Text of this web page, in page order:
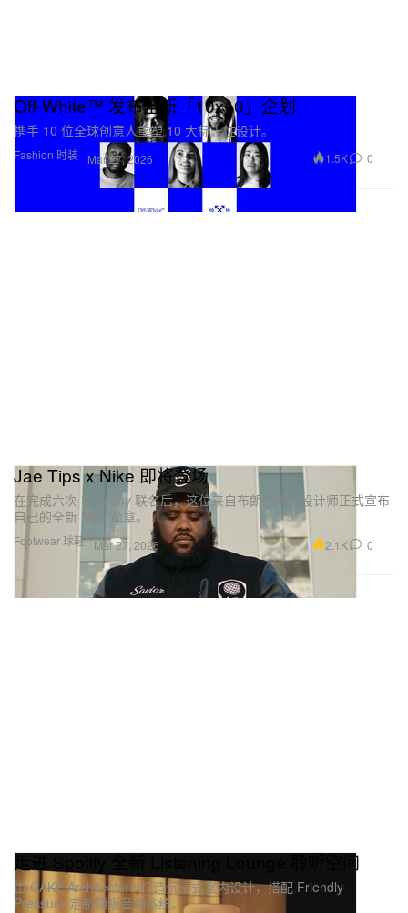
Fashion 时装
Off-White™ 发布全新「10x10」企划
携手 10 位全球创意人重塑 10 大标志性设计。
Mar 27, 2026 1.5K 0
Footwear 球鞋
Jae Tips x Nike 即将登场
在完成六次 Saucony 联名后，这位来自布朗克斯的设计师正式宣布
自己的全新 Nike 篇章。
Mar 27, 2026 2.1K 0
走进 Spotify 全新 Listening Lounge 聆听空间
由 CAKE Architecture 打造沉浸式室内设计，搭配 Friendly
Pressure 定制顶级音响系统。